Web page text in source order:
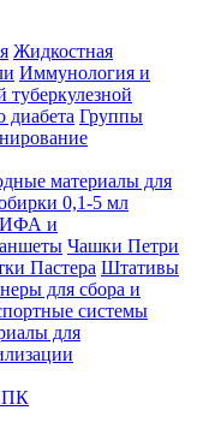
Жидкостная
Иммунология и
туберкулезной
диабета Группы
материалы для
0,1-5 мл
ИФА и
Чашки Петри
Пастера Штативы
для сбора и
системы
для